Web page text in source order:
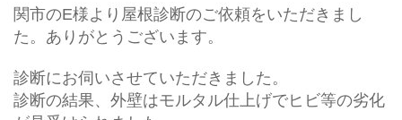
関市のE様より屋根診断のご依頼をいただきまし
た。ありがとうございます。
診断にお伺いさせていただきました。
診断の結果、外壁はモルタル仕上げでヒビ等の劣化